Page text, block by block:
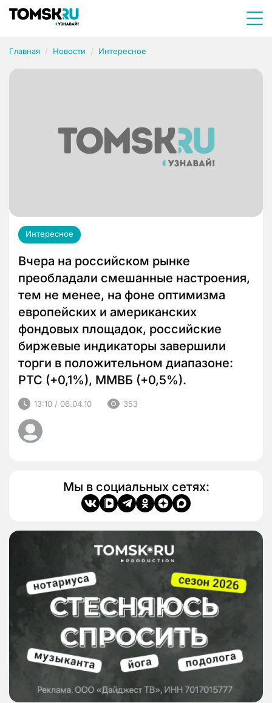
Главная Новости Интересное
Интересное
Вчера на российском рынке
преобладали смешанные настроения,
тем не менее, на фоне оптимизма
европейских и американских
фондовых площадок, российские
биржевые индикаторы завершили
торги в положительном диапазоне:
РТС (+0,1%), ММВБ (+0,5%).
13:10 / 06.04.10 353
Мы в социальных сетях: